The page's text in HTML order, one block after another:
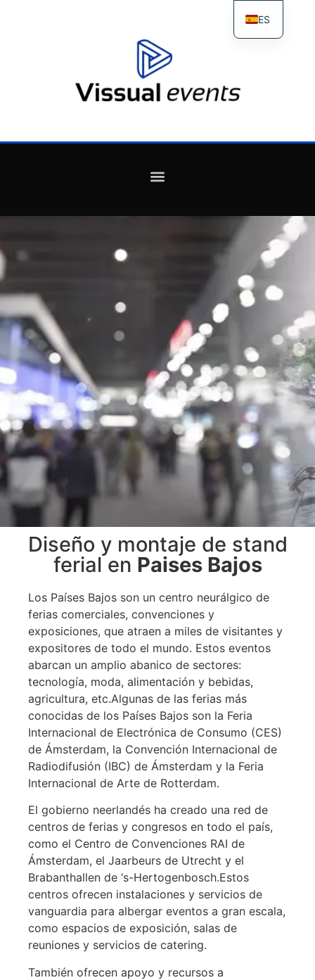
Diseño
y
montaje
de
stand
ferial
en
Paises
Bajos
Diseño y montaje de stand
ferial en Paises Bajos
Los Países Bajos son un centro neurálgico de
ferias comerciales, convenciones y
exposiciones, que atraen a miles de visitantes y
expositores de todo el mundo. Estos eventos
abarcan un amplio abanico de sectores:
tecnología, moda, alimentación y bebidas,
agricultura, etc.Algunas de las ferias más
conocidas de los Países Bajos son la Feria
Internacional de Electrónica de Consumo (CES)
de Ámsterdam, la Convención Internacional de
Radiodifusión (IBC) de Ámsterdam y la Feria
Internacional de Arte de Rotterdam.
El gobierno neerlandés ha creado una red de
centros de ferias y congresos en todo el país,
como el Centro de Convenciones RAI de
Ámsterdam, el Jaarbeurs de Utrecht y el
Brabanthallen de ‘s-Hertogenbosch.Estos
centros ofrecen instalaciones y servicios de
vanguardia para albergar eventos a gran escala,
como espacios de exposición, salas de
reuniones y servicios de catering.
También ofrecen apoyo y recursos a
ES
FR